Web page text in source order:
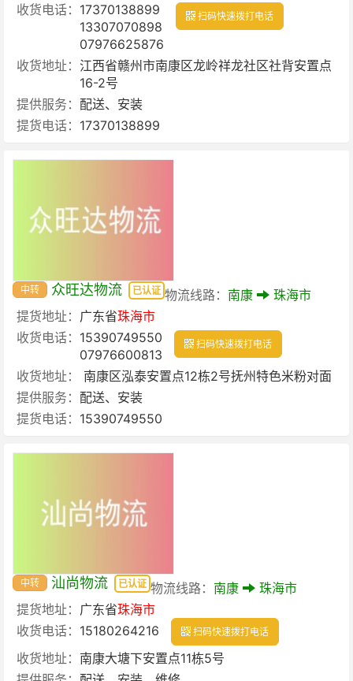
收货电话： 17370138899
13307070898
07976625876
扫码快速拨打电话
收货地址： 江西省赣州市南康区龙岭祥龙社区社背安置点
16-2号
提供服务： 配送、安装
提货电话： 17370138899
中转 众旺达物流 已认证 物流线路： 南康
珠海市
提货地址： 广东省珠海市
收货电话： 15390749550
07976600813
扫码快速拨打电话
收货地址：
南康区泓泰安置点12栋2号抚州特色米粉对面
提供服务： 配送、安装
提货电话： 15390749550
中转 汕尚物流 已认证 物流线路： 南康
珠海市
提货地址： 广东省珠海市
收货电话： 15180264216 扫码快速拨打电话
收货地址： 南康大塘下安置点11栋5号